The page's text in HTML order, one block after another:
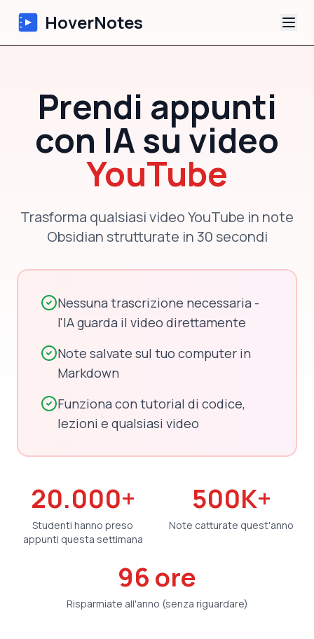
HoverNotes
Extension
Appunti Video IA
Tutorial
Chi siamo
Prendi appunti
con IA su video
YouTube
Trasforma qualsiasi video YouTube in note
Obsidian strutturate in 30 secondi
Nessuna trascrizione necessaria -
l'IA guarda il video direttamente
Note salvate sul tuo computer in
Markdown
Funziona con tutorial di codice,
lezioni e qualsiasi video
20.000+
Studenti hanno preso
appunti questa settimana
500K+
Note catturate quest'anno
96 ore
Risparmiate all'anno (senza riguardare)